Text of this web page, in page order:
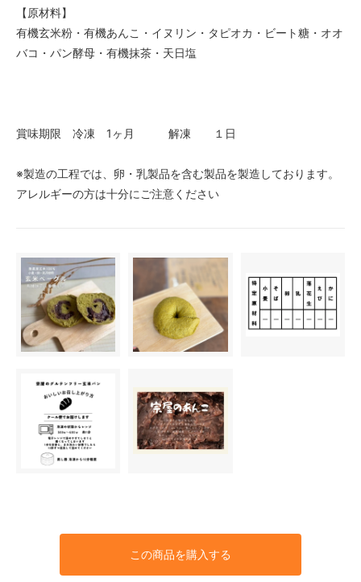
【原材料】
有機玄米粉・有機あんこ・イヌリン・タピオカ・ビート糖・オオ
バコ・パン酵母・有機抹茶・天日塩
賞味期限 冷凍 1ヶ月 解凍 １日
※製造の工程では、卵・乳製品を含む製品を製造しております。
アレルギーの方は十分にご注意ください
この商品を購入する